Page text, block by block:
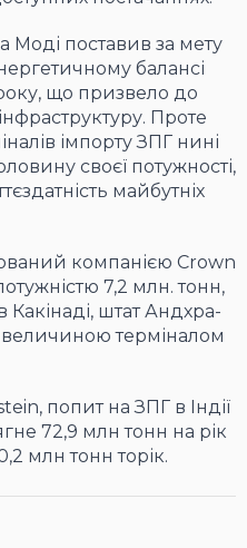
Моді поставив за мету
балансі
року, що призвело до
Проте
імпорту ЗПГ нині
своєї потужності,
майбутніх
компанією Crown
7,2 млн. тонн,
штат Андхра-
терміналом
попит на ЗПГ в Індії
72,9 млн тонн на рік
млн тонн торік.